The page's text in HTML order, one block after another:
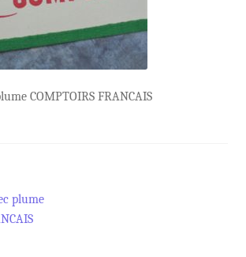
COMPTOIRS FRANCAIS
plume